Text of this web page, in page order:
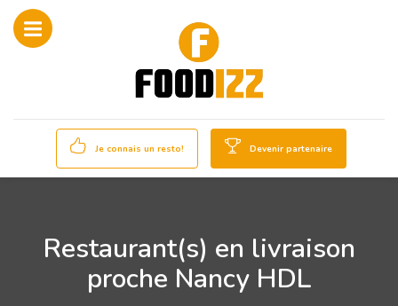
Je connais un resto! Devenir partenaire
Restaurant(s) en livraison
proche Nancy HDL